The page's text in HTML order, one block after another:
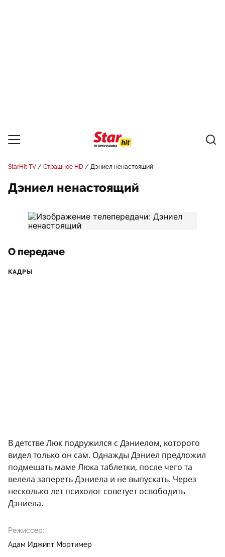
StarHit TV Страшное HD Дэниел ненастоящий
Дэниел ненастоящий
О передаче
КАДРЫ
В детстве Люк подружился с Дэниелом, которого
видел только он сам. Однажды Дэниел предложил
подмешать маме Люка таблетки, после чего та
велела запереть Дэниела и не выпускать. Через
несколько лет психолог советует освободить
Дэниела.
Режиссер:
Адам Иджипт Мортимер